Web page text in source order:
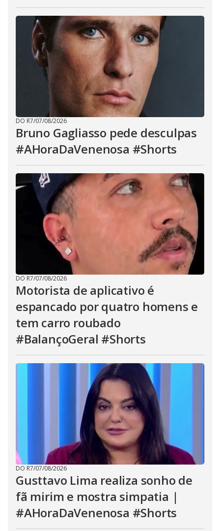
DO R7/07/08/2026
Bruno Gagliasso pede desculpas
#AHoraDaVenenosa #Shorts
DO R7/07/08/2026
Motorista de aplicativo é
espancado por quatro homens e
tem carro roubado
#BalançoGeral #Shorts
DO R7/07/08/2026
Gusttavo Lima realiza sonho de
fã mirim e mostra simpatia |
#AHoraDaVenenosa #Shorts